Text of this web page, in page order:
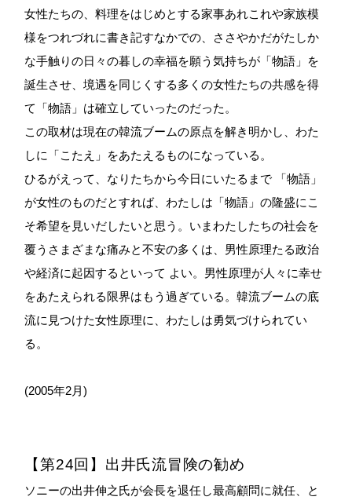
女性たちの、料理をはじめとする家事あれこれや家族模
様をつれづれに書き記すなかでの、ささやかだがたしか
な手触りの日々の暮しの幸福を願う気持ちが「物語」を
誕生させ、境遇を同じくする多くの女性たちの共感を得
て「物語」は確立していったのだった。
この取材は現在の韓流ブームの原点を解き明かし、わた
しに「こたえ」をあたえるものになっている。
ひるがえって、なりたちから今日にいたるまで 「物語」
が女性のものだとすれば、わたしは「物語」の隆盛にこ
そ希望を見いだしたいと思う。いまわたしたちの社会を
覆うさまざまな痛みと不安の多くは、男性原理たる政治
や経済に起因するといって よい。男性原理が人々に幸せ
をあたえられる限界はもう過ぎている。韓流ブームの底
流に見つけた女性原理に、わたしは勇気づけられてい
る。
(2005年2月)
【第24回】出井氏流冒険の勧め
ソニーの出井伸之氏が会長を退任し最高顧問に就任、と